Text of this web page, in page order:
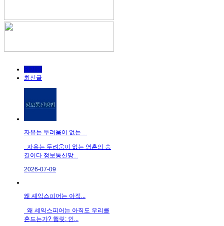
인기글
최신글
자유는 두려움이 없는 ...
자유는 두려움이 없는 영혼의 숨
결이다 정보통신망...
2026-07-09
왜 셰익스피어는 아직...
왜 셰익스피어는 아직도 우리를
흔드는가? 햄릿: 인...